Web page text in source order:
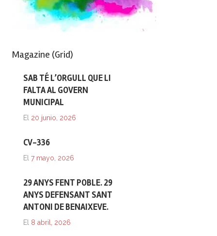
Magazine (Grid)
SAB TÉ L’ORGULL QUE LI
FALTA AL GOVERN
MUNICIPAL
El 20 junio, 2026
CV-336
El 7 mayo, 2026
29 ANYS FENT POBLE. 29
ANYS DEFENSANT SANT
ANTONI DE BENAIXEVE.
El 8 abril, 2026